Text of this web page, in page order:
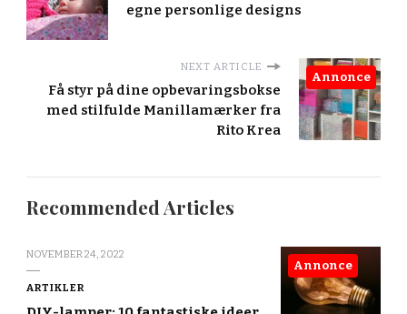
egne personlige designs
NEXT ARTICLE
Få styr på dine opbevaringsbokse
med stilfulde Manillamærker fra
Rito Krea
Annonce
Recommended Articles
NOVEMBER 24, 2022
ARTIKLER
Annonce